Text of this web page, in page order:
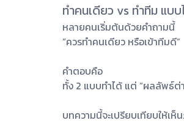
ทำคนเดียว vs ทำทีม แบ
หลายคนเริ่มต้นด้วยคำถามนี้
“ควรทำคนเดียว หรือเข้าทีมดี”
คำตอบคือ
ทั้ง 2 แบบทำได้ แต่ “ผลลัพธ์ต่
บทความนี้จะเปรียบเทียบให้เห็